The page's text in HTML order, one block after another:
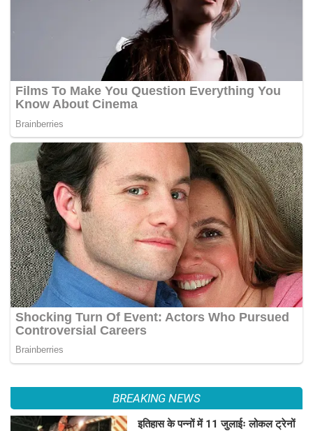
BREAKING NEWS
इतिहास के पन्नों में 11 जुलाईः लोकल ट्रेनों